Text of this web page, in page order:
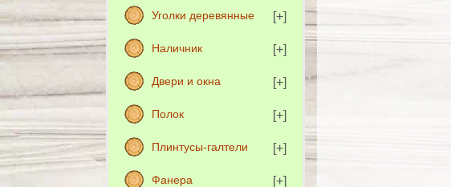
Уголки деревянные
Наличник
Двери и окна
Полок
Плинтусы-галтели
Фанера